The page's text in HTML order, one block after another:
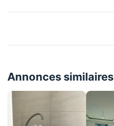
Annonces similaires